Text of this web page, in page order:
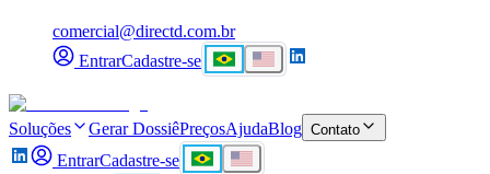
comercial@directd.com.br
EntrarCadastre-se
Soluções Gerar DossiêPreçosAjudaBlog Contato
EntrarCadastre-se